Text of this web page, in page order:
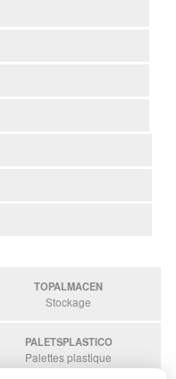
TOPALMACEN
Stockage
PALETSPLASTICO
Palettes plastique